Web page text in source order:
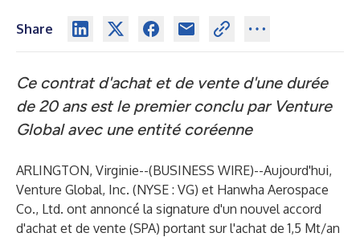
Share
Ce contrat d'achat et de vente d'une durée
de 20 ans est le premier conclu par Venture
Global avec une entité coréenne
ARLINGTON, Virginie--(BUSINESS WIRE)--Aujourd'hui,
Venture Global, Inc. (NYSE : VG) et Hanwha Aerospace
Co., Ltd. ont annoncé la signature d'un nouvel accord
d'achat et de vente (SPA) portant sur l'achat de 1,5 Mt/an